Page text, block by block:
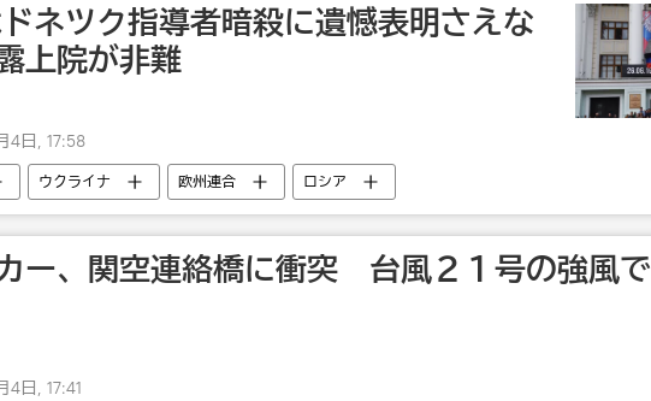
ネツク指導者暗殺に遺憾表明さえな
上院が非難
4日, 17:58
ウクライナ 欧州連合 ロシア
ー、関空連絡橋に衝突 台風２１号の強風で
4日, 17:41